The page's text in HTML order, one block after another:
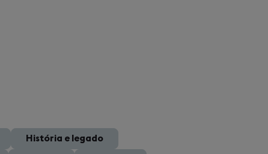
História e legado